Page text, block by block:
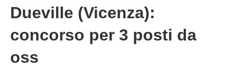
Dueville (Vicenza):
concorso per 3 posti da
oss